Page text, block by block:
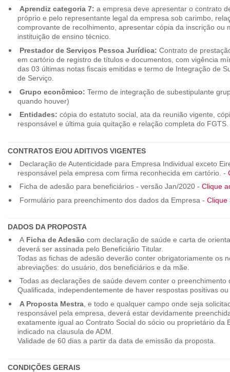
Aprendiz categoria 7: a empresa deve apresentar o contrato
próprio e pelo representante legal da empresa sob carimbo,
comprovante de recolhimento, apresentar cópia da inscrição ou
instituição de ensino técnico.
Prestador de Serviços Pessoa Jurídica: Contrato de
em cartório de registro de títulos e documentos, com vigência
das 03 últimas notas fiscais emitidas e termo de Integração de
de Serviço.
Grupo econômico: Termo de integração de subestipulante
quando houver)
Entidades: cópia do estatuto social, ata da reunião vigente,
responsável e última guia quitação e relação completa do FGTS.
CONTRATOS E/OU ADITIVOS VIGENTES
Declaração de Autenticidade para Empresa Individual exceto
responsável pela empresa com firma reconhecida em cartório. -
Ficha de adesão para beneficiários - versão Jan/2020 - Clique
Formulário para preenchimento dos dados da Empresa - Clique
DADOS DA PROPOSTA
A Ficha de Adesão com declaração de saúde e carta de
deverá ser assinada pelo Beneficiário Titular.
Todas as fichas de adesão deverão conter obrigatoriamente os
abreviações: do usuário, dos beneficiários e da mãe.
Todas as declarações de saúde devem conter o preenchimento
Qualificada, independentemente de haver respostas positivas ou
A Proposta Mestra, e todo e qualquer campo onde seja
responsável pela empresa, deverá estar devidamente
exatamente igual ao Contrato Social do sócio ou proprietário da
indicado na clausula de ADM.
Validade de 60 dias a partir da data de emissão da proposta.
CONDIÇÕES GERAIS